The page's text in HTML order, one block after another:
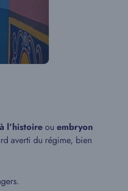
l’histoireou embryon
averti du régime, bien